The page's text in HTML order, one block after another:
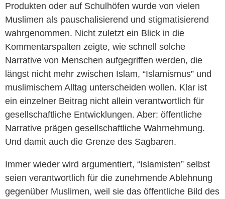
Produkten oder auf Schulhöfen wurde von vielen
Muslimen als pauschalisierend und stigmatisierend
wahrgenommen. Nicht zuletzt ein Blick in die
Kommentarspalten zeigte, wie schnell solche
Narrative von Menschen aufgegriffen werden, die
längst nicht mehr zwischen Islam, “Islamismus” und
muslimischem Alltag unterscheiden wollen. Klar ist
ein einzelner Beitrag nicht allein verantwortlich für
gesellschaftliche Entwicklungen. Aber: öffentliche
Narrative prägen gesellschaftliche Wahrnehmung.
Und damit auch die Grenze des Sagbaren.
Immer wieder wird argumentiert, “Islamisten” selbst
seien verantwortlich für die zunehmende Ablehnung
gegenüber Muslimen, weil sie das öffentliche Bild des